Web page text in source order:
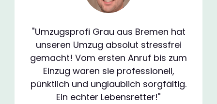
"Umzugsprofi Grau aus Bremen hat
unseren Umzug absolut stressfrei
gemacht! Vom ersten Anruf bis zum
Einzug waren sie professionell,
pünktlich und unglaublich sorgfältig.
Ein echter Lebensretter!"